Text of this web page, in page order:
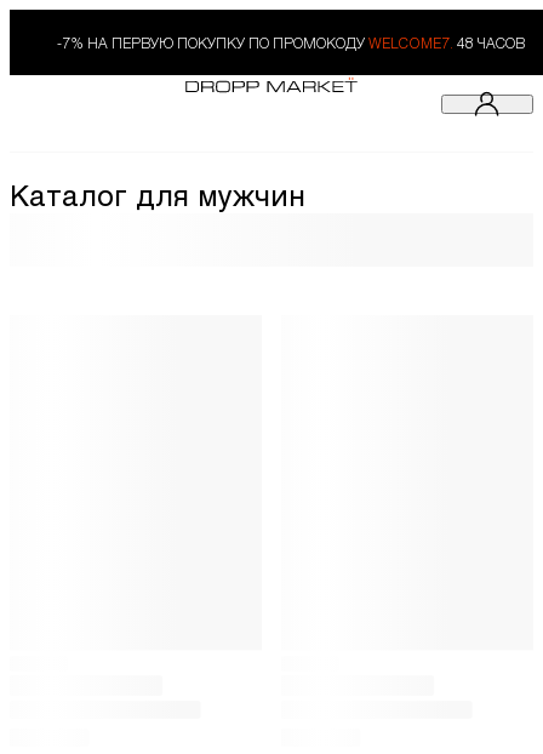
-7% НА ПЕРВУЮ ПОКУПКУ ПО ПРОМОКОДУ WELCOME7. 48 ЧАСОВ
Каталог для мужчин